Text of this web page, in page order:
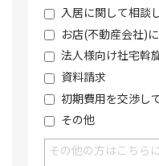
入居に関して相談
お店(不動産会社)
法人様向け社宅斡
資料請求
初期費用を交渉し
その他